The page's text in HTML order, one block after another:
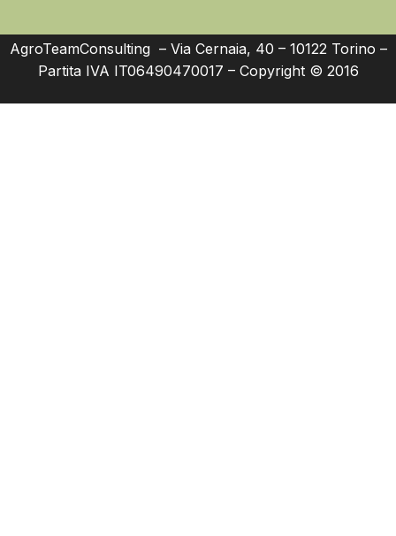
AgroTeamConsulting – Via Cernaia, 40 – 10122 Torino –
Partita IVA IT06490470017 – Copyright © 2016